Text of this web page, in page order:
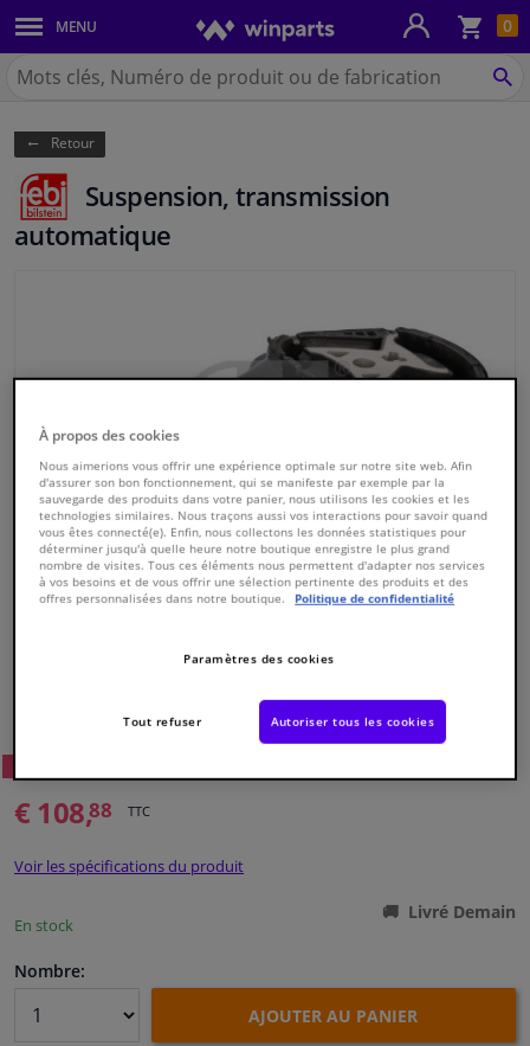
0
MENU
Carrosserie & tôles
Feux & ampoules
Freinage
Système d'échappement
Filtres & liquides
Bagages & transport
Fenêtres & accessoires
Atelier & outils
Capteurs & électronique
Chercher
Winparts.be
Retour
Suspension, transmission
automatique
4054224842553
€ 108,88 TTC
Voir les spécifications du produit
En stock
Livré Demain
Nombre:
AJOUTER AU PANIER
À propos des cookies
Nous aimerions vous offrir une expérience optimale sur notre site web. Afin
d'assurer son bon fonctionnement, qui se manifeste par exemple par la
sauvegarde des produits dans votre panier, nous utilisons les cookies et les
technologies similaires. Nous traçons aussi vos interactions pour savoir quand
vous êtes connecté(e). Enfin, nous collectons les données statistiques pour
déterminer jusqu'à quelle heure notre boutique enregistre le plus grand
nombre de visites. Tous ces éléments nous permettent d'adapter nos services
à vos besoins et de vous offrir une sélection pertinente des produits et des
offres personnalisées dans notre boutique.
Politique de confidentialité
Paramètres des cookies
Tout refuser Autoriser tous les cookies